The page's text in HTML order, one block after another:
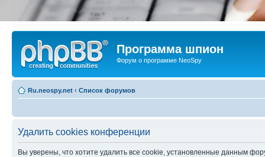
Программа шпион
Форум о программе NeoSpy
Ru.neospy.net ‹ Список форумов
Удалить cookies конференции
Вы уверены, что хотите удалить все cookie, установленные данным